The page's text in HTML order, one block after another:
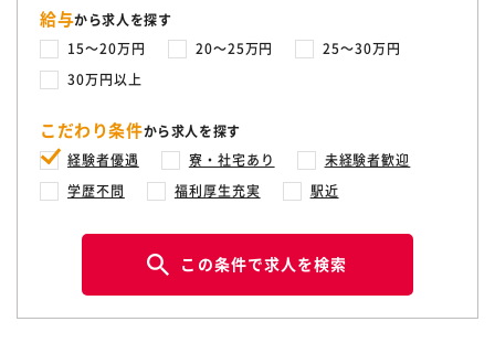
給与から求人を探す
15〜20万円 20〜25万円 25〜30万円
30万円以上
こだわり条件から求人を探す
経験者優遇 寮・社宅あり 未経験者歓迎
学歴不問 福利厚生充実 駅近
この条件で求人を検索